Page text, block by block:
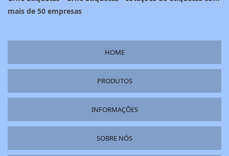
mais de 50 empresas
HOME
PRODUTOS
INFORMAÇÕES
SOBRE NÓS